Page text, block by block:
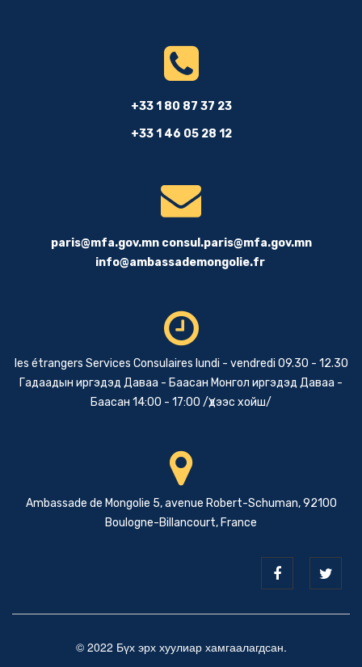
+33 1 80 87 37 23
+33 1 46 05 28 12
paris@mfa.gov.mn consul.paris@mfa.gov.mn
info@ambassademongolie.fr
les étrangers Services Consulaires lundi - vendredi 09.30 - 12.30
Гадаадын иргэдэд Даваа - Баасан Монгол иргэдэд Даваа -
Баасан 14:00 - 17:00 /Үдээс хойш/
Ambassade de Mongolie 5, avenue Robert-Schuman, 92100
Boulogne-Billancourt, France
© 2022 Бүх эрх хуулиар хамгаалагдсан.